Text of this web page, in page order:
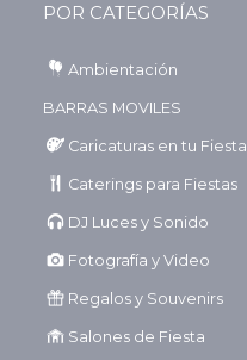
POR CATEGORÍAS
Ambientación
BARRAS MOVILES
Caricaturas en tu Fiesta
Caterings para Fiestas
DJ Luces y Sonido
Fotografía y Video
Regalos y Souvenirs
Salones de Fiesta